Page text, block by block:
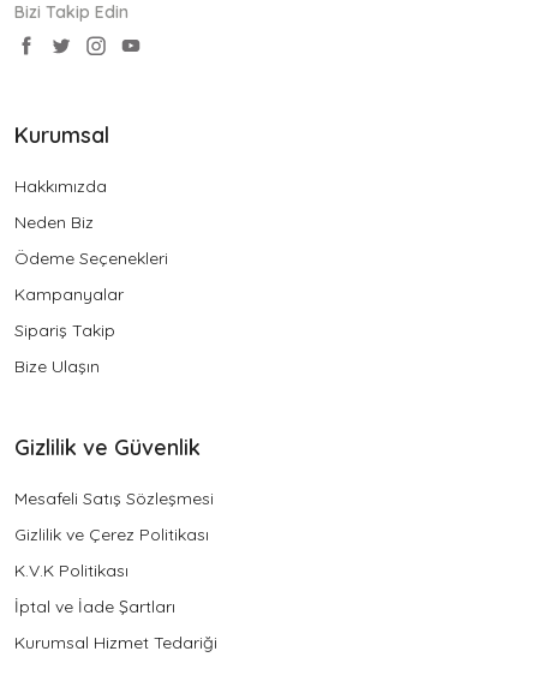
Bizi Takip Edin
Kurumsal
Hakkımızda
Neden Biz
Ödeme Seçenekleri
Kampanyalar
Sipariş Takip
Bize Ulaşın
Gizlilik ve Güvenlik
Mesafeli Satış Sözleşmesi
Gizlilik ve Çerez Politikası
K.V.K Politikası
İptal ve İade Şartları
Kurumsal Hizmet Tedariği